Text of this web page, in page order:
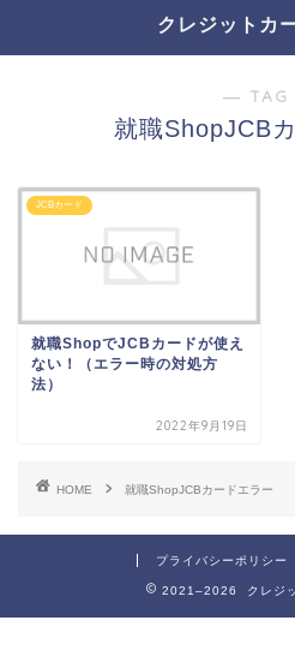
クレジットカ
―
就職ShopJCB
JCBカード
就職ShopでJCBカードが使え
ない！（エラー時の対処方
法）
2022年9月19日
HOME 就職ShopJCBカードエラー
プライバシーポリシー
2021–2026 クレジ